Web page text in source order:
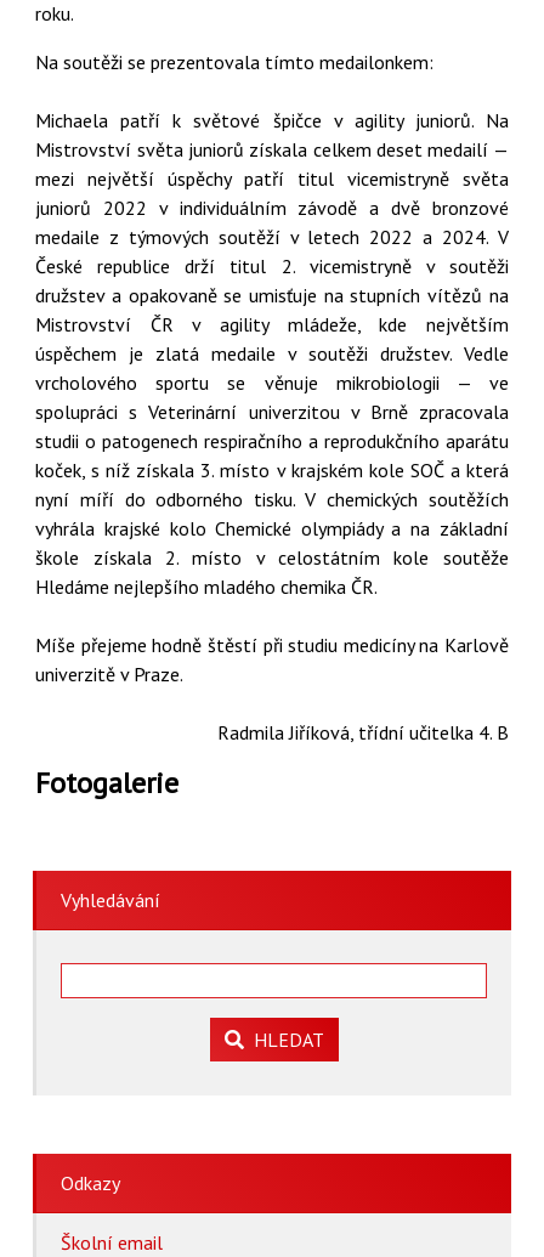
roku.
Na soutěži se prezentovala tímto medailonkem:
Michaela patří k světové špičce v agility juniorů. Na
Mistrovství světa juniorů získala celkem deset medailí —
mezi největší úspěchy patří titul vicemistryně světa
juniorů 2022 v individuálním závodě a dvě bronzové
medaile z týmových soutěží v letech 2022 a 2024. V
České republice drží titul 2. vicemistryně v soutěži
družstev a opakovaně se umisťuje na stupních vítězů na
Mistrovství ČR v agility mládeže, kde největším
úspěchem je zlatá medaile v soutěži družstev. Vedle
vrcholového sportu se věnuje mikrobiologii — ve
spolupráci s Veterinární univerzitou v Brně zpracovala
studii o patogenech respiračního a reprodukčního aparátu
koček, s níž získala 3. místo v krajském kole SOČ a která
nyní míří do odborného tisku. V chemických soutěžích
vyhrála krajské kolo Chemické olympiády a na základní
škole získala 2. místo v celostátním kole soutěže
Hledáme nejlepšího mladého chemika ČR.
Míše přejeme hodně štěstí při studiu medicíny na Karlově
univerzitě v Praze.
Radmila Jiříková, třídní učitelka 4. B
Fotogalerie
Vyhledávání
HLEDAT
Odkazy
Školní email